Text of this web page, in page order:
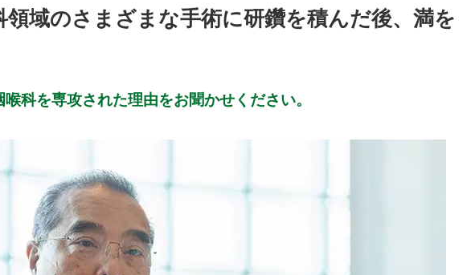
領域のさまざまな手術に研鑽を積んだ後、満を
科を専攻された理由をお聞かせください。